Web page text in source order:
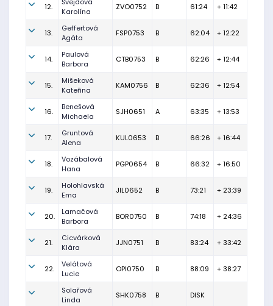
12.
Karolína
ZVO0752 B 61:24 + 11:42
13.
Geffertová
Agáta
FSP0753 B 62:04 + 12:22
14.
Paulová
Barbora
CTB0753 B 62:26 + 12:44
15.
Mišeková
Kateřina
KAM0756 B 62:36 + 12:54
16.
Benešová
Michaela
SJH0651 A 63:35 + 13:53
17.
Gruntová
Alena
KUL0653 B 66:26 + 16:44
18.
Vozábalová
Hana
PGP0654 B 66:32 + 16:50
19.
Holohlavská
Ema
JIL0652 B 73:21 + 23:39
20.
Lamačová
Barbora
BOR0750 B 74:18 + 24:36
21.
Cicvárková
Klára
JJN0751 B 83:24 + 33:42
22.
Velátová
Lucie
OPI0750 B 88:09 + 38:27
Solařová
Linda
SHK0758 B DISK